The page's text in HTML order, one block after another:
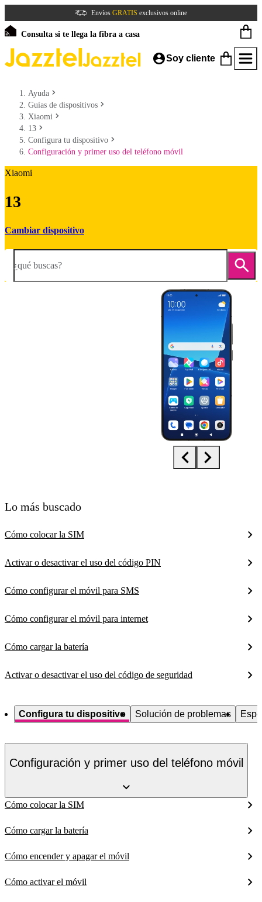
Envíos GRATIS exclusivos online
Consulta si te llega la fibra a casa
Soy cliente
Ayuda
Guías de dispositivos
Xiaomi
13
Configura tu dispositivo
Configuración y primer uso del teléfono móvil
Xiaomi
13
Cambiar dispositivo
¿qué buscas?
Lo más buscado
Cómo colocar la SIM
Activar o desactivar el uso del código PIN
Cómo configurar el móvil para SMS
Cómo configurar el móvil para internet
Cómo cargar la batería
Activar o desactivar el uso del código de seguridad
Configura tu dispositivo Solución de problemas
Configuración y primer uso del teléfono móvil
Cómo colocar la SIM
Cómo cargar la batería
Cómo encender y apagar el móvil
Cómo activar el móvil